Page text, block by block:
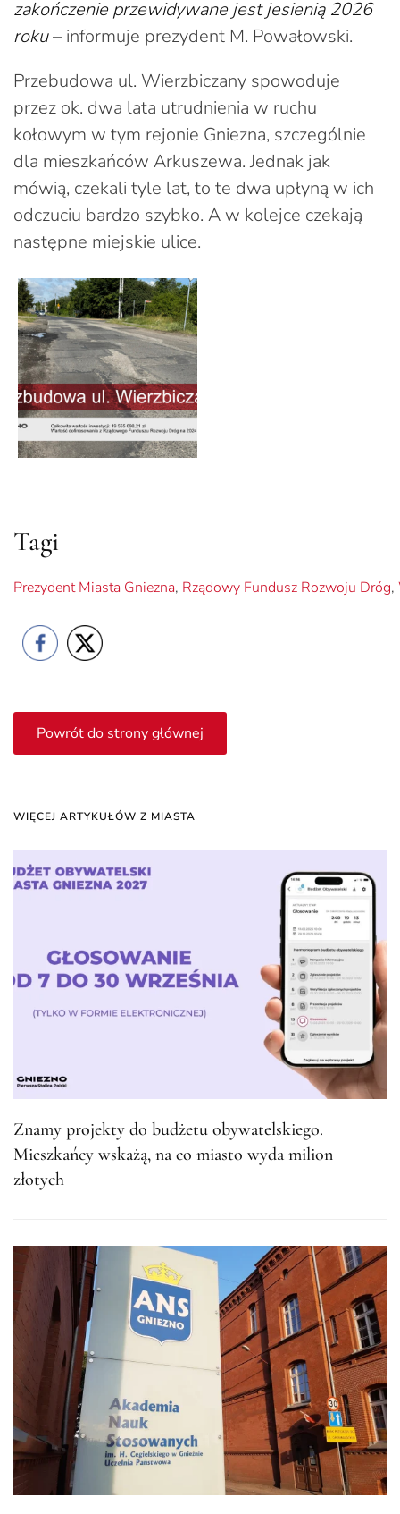
zakończenie przewidywane jest jesienią 2026
roku– informuje prezydent M. Powałowski.
Przebudowa ul. Wierzbiczany spowoduje
przez ok. dwa lata utrudnienia w ruchu
kołowym w tym rejonie Gniezna, szczególnie
dla mieszkańców Arkuszewa. Jednak jak
mówią, czekali tyle lat, to te dwa upłyną w ich
odczuciu bardzo szybko. A w kolejce czekają
następne miejskie ulice.
Tagi
Prezydent Miasta Gniezna, Rządowy Fundusz Rozwoju Dróg,
Powrót do strony głównej
WIĘCEJ ARTYKUŁÓW Z MIASTA
Znamy projekty do budżetu obywatelskiego.
Mieszkańcy wskażą, na co miasto wyda milion
złotych